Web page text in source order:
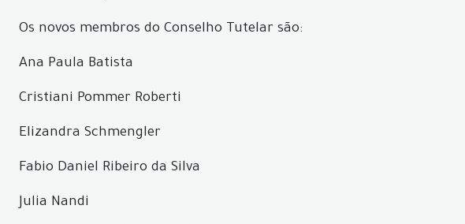
Os novos membros do Conselho Tutelar são:
Ana Paula Batista
Cristiani Pommer Roberti
Elizandra Schmengler
Fabio Daniel Ribeiro da Silva
Julia Nandi